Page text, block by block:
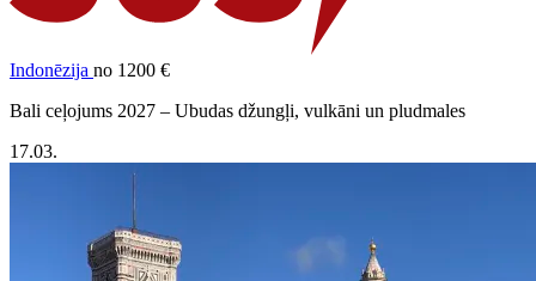
Indonēzija no 1200 €
Bali ceļojums 2027 – Ubudas džungļi, vulkāni un pludmales
17.03.